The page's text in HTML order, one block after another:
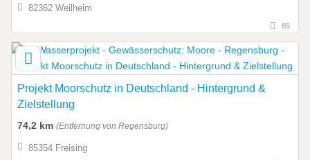
82362 Weilheim
85
Projekt Moorschutz in Deutschland - Hintergrund &
Zielstellung
74,2 km (Entfernung von Regensburg)
85354 Freising